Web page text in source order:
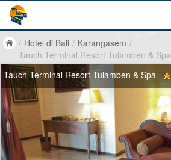
/ Hotel di Bali / Karangasem /
Tauch Terminal Resort Tulamben & Spa
Tauch Terminal Resort Tulamben & Spa